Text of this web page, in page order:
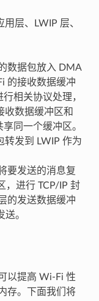
层、LWIP 层、
数据包放入 DMA
的接收数据缓冲
相关协议处理，
收数据缓冲区和
同一个缓冲区。
发到 LWIP 作为
要发送的消息复
，进行 TCP/IP 封
的发送数据缓冲
。
以提高 Wi-Fi 性
存。下面我们将